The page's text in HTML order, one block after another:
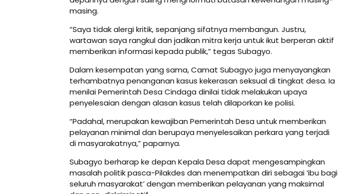
masing.
“Saya tidak alergi kritik, sepanjang sifatnya membangun. Justru,
wartawan saya rangkul dan jadikan mitra kerja untuk ikut berperan aktif
memberikan informasi kepada publik,” tegas Subagyo.
Dalam kesempatan yang sama, Camat Subagyo juga menyayangkan
terhambatnya penanganan kasus kekerasan seksual di tingkat desa. Ia
menilai Pemerintah Desa Cindaga dinilai tidak melakukan upaya
penyelesaian dengan alasan kasus telah dilaporkan ke polisi.
“Padahal, merupakan kewajiban Pemerintah Desa untuk memberikan
pelayanan minimal dan berupaya menyelesaikan perkara yang terjadi
di masyarakatnya,” paparnya.
Subagyo berharap ke depan Kepala Desa dapat mengesampingkan
masalah politik pasca-Pilakdes dan menempatkan diri sebagai ‘ibu bagi
seluruh masyarakat’ dengan memberikan pelayanan yang maksimal